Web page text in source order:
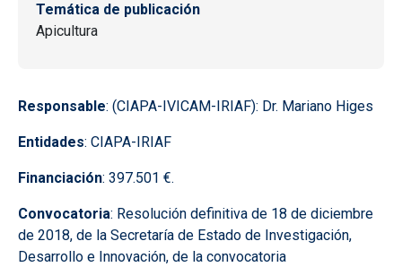
Temática de publicación
Apicultura
Responsable: (CIAPA-IVICAM-IRIAF): Dr. Mariano Higes
Entidades: CIAPA-IRIAF
Financiación: 397.501 €.
Convocatoria: Resolución definitiva de 18 de diciembre
de 2018, de la Secretaría de Estado de Investigación,
Desarrollo e Innovación, de la convocatoria